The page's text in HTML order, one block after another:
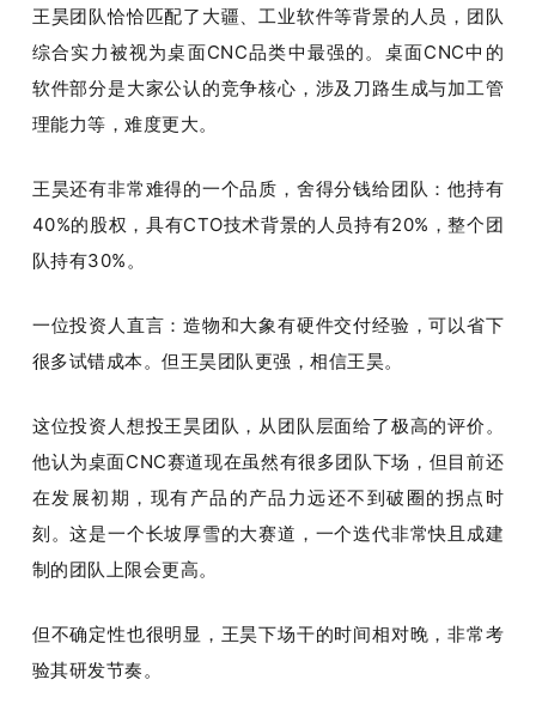
王昊团队恰恰匹配了大疆、工业软件等背景的人员，团队
综合实力被视为桌面CNC品类中最强的。桌面CNC中的
软件部分是大家公认的竞争核心，涉及刀路生成与加工管
理能力等，难度更大。
王昊还有非常难得的一个品质，舍得分钱给团队：他持有
40%的股权，具有CTO技术背景的人员持有20%，整个团
队持有30%。
一位投资人直言：造物和大象有硬件交付经验，可以省下
很多试错成本。但王昊团队更强，相信王昊。
这位投资人想投王昊团队，从团队层面给了极高的评价。
他认为桌面CNC赛道现在虽然有很多团队下场，但目前还
在发展初期，现有产品的产品力远还不到破圈的拐点时
刻。这是一个长坡厚雪的大赛道，一个迭代非常快且成建
制的团队上限会更高。
但不确定性也很明显，王昊下场干的时间相对晚，非常考
验其研发节奏。